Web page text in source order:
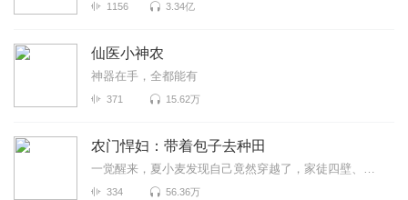
1156 3.34亿
仙医小神农
神器在手，全都能有
371 15.62万
农门悍妇：带着包子去种田
一觉醒来，夏小麦发现自己竟然穿越了，家徒四壁、吃了上顿没下顿，极品亲戚……
334 56.36万